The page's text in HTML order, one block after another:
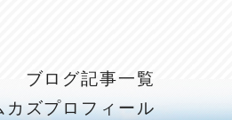
ブログ記事一覧
カズプロフィール